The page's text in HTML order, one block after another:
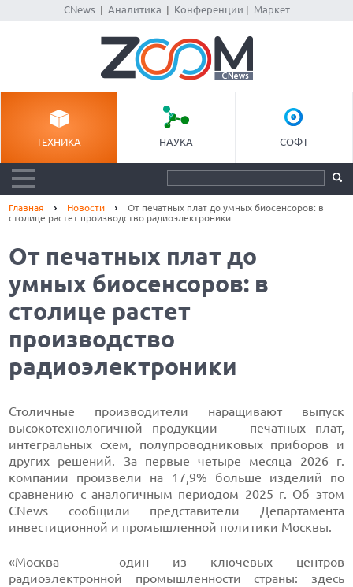
CNews| Аналитика Конференции Маркет
ТЕХНИКА НАУКА СОФТ
Главная Новости
От печатных плат до умных биосенсоров: в
столице растет производство радиоэлектроники
От печатных плат до
умных биосенсоров: в
столице растет
производство
радиоэлектроники
Столичные производители наращивают выпуск
высокотехнологичной продукции — печатных плат,
интегральных схем, полупроводниковых приборов и
других решений. За первые четыре месяца 2026 г.
компании произвели на 17,9% больше изделий по
сравнению с аналогичным периодом 2025 г. Об этом
CNews сообщили представители Департамента
инвестиционной и промышленной политики Москвы.
«Москва — один из ключевых центров
радиоэлектронной промышленности страны: здесь